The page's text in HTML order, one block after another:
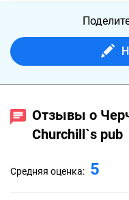
Отзывы о
Churchill`s pub
Средняя оценка: 5